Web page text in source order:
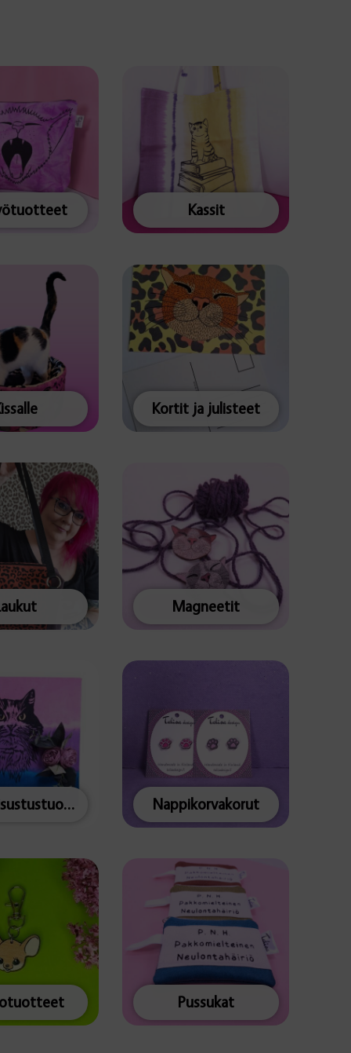
Kassit
Kortit ja julisteet
Magneetit
Muut sisustustuotteet Nappikorvakorut
Pussukat